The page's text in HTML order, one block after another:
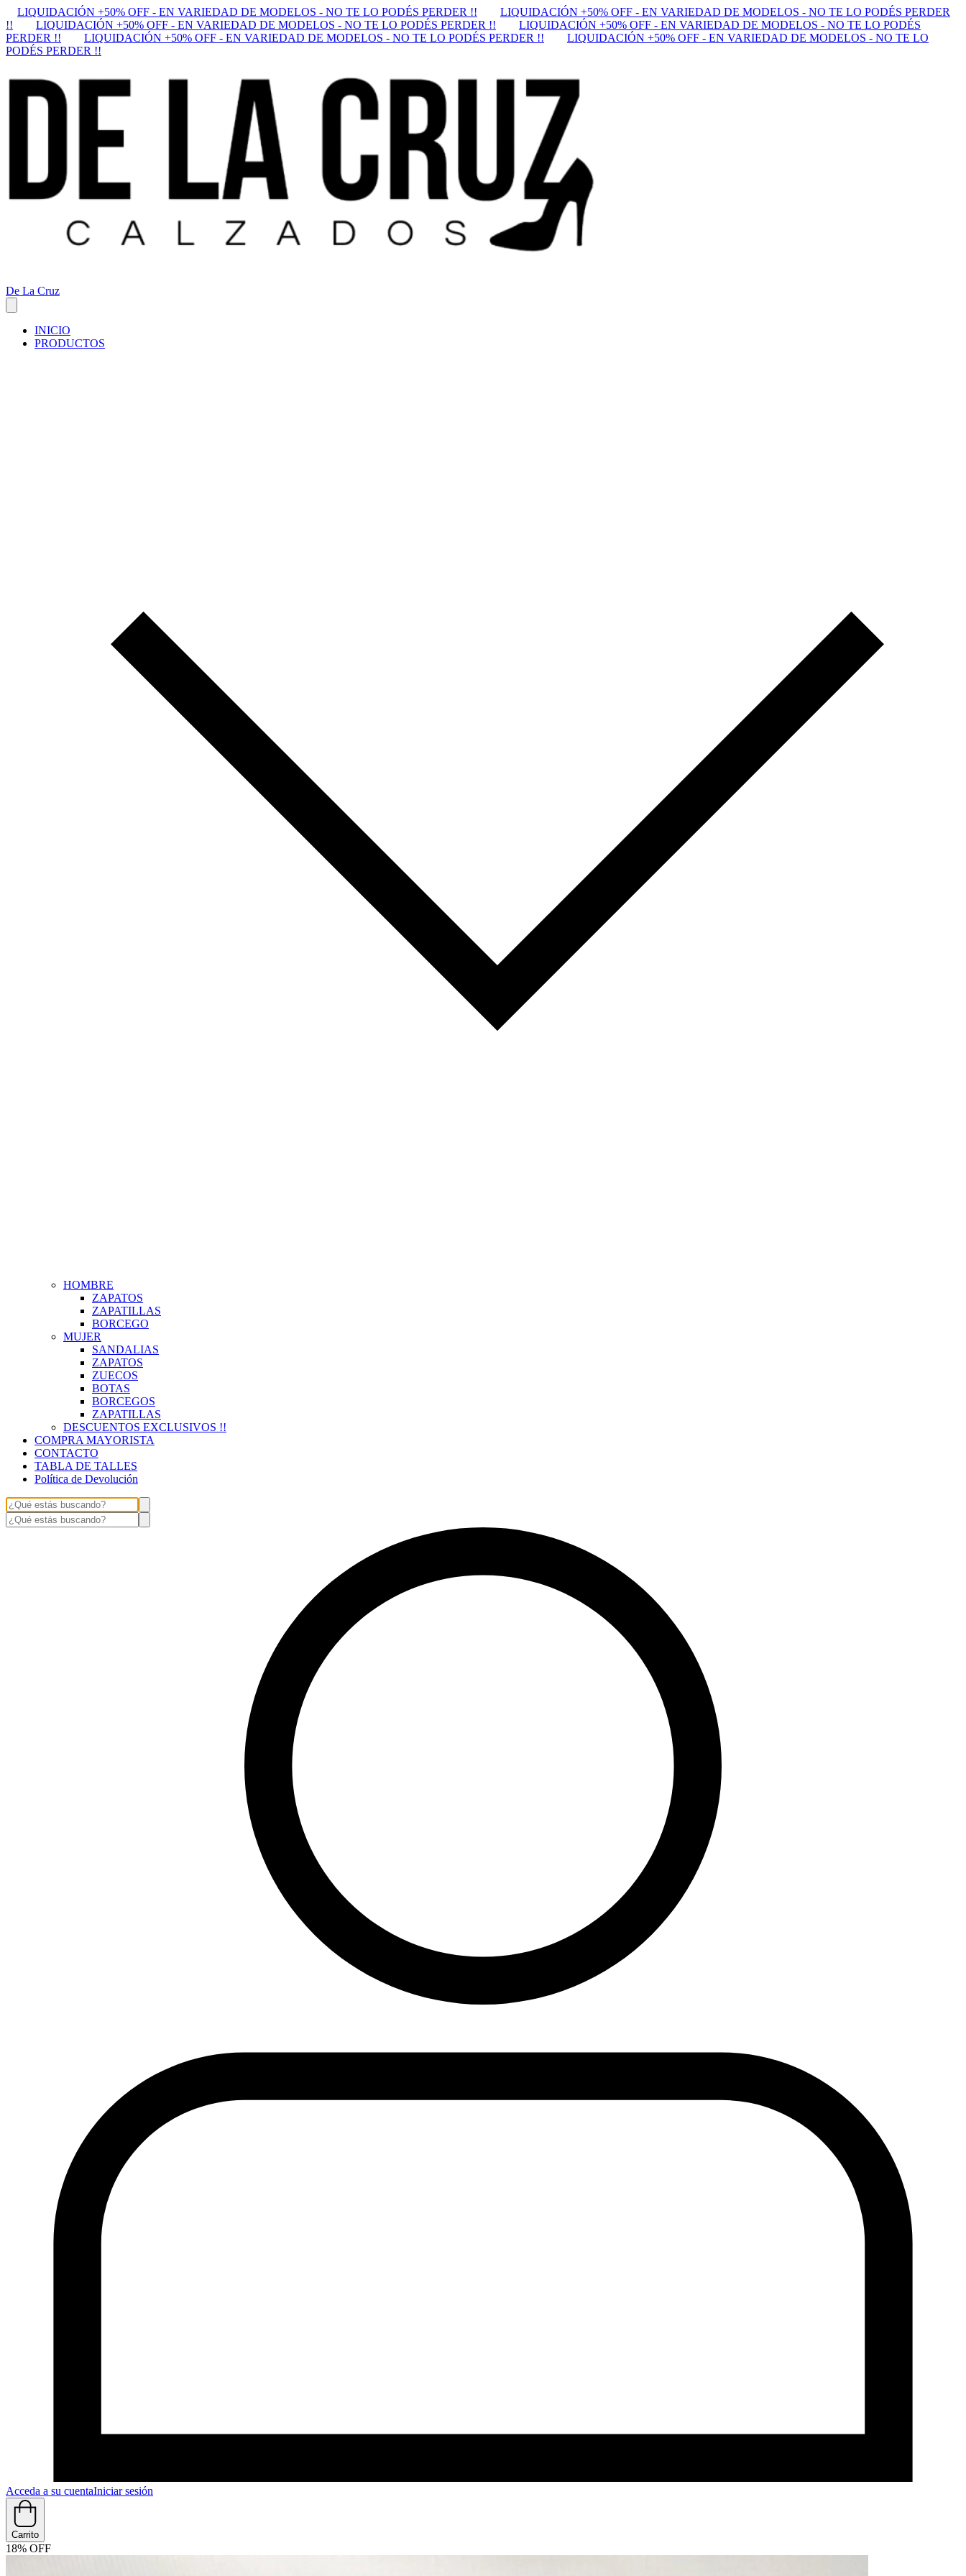
LIQUIDACIÓN +50% OFF - EN VARIEDAD DE MODELOS - NO TE LO PODÉS PERDER !!
LIQUIDACIÓN +50% OFF - EN VARIEDAD DE MODELOS - NO TE LO PODÉS PERDER
!!
LIQUIDACIÓN +50% OFF - EN VARIEDAD DE MODELOS - NO TE LO PODÉS PERDER !!
LIQUIDACIÓN +50% OFF - EN VARIEDAD DE MODELOS - NO TE LO PODÉS
PERDER !!
LIQUIDACIÓN +50% OFF - EN VARIEDAD DE MODELOS - NO TE LO PODÉS PERDER !!
LIQUIDACIÓN +50% OFF - EN VARIEDAD DE MODELOS - NO TE LO
PODÉS PERDER !!
De La Cruz
INICIO
PRODUCTOS
HOMBRE
ZAPATOS
ZAPATILLAS
BORCEGO
MUJER
SANDALIAS
ZAPATOS
ZUECOS
BOTAS
BORCEGOS
ZAPATILLAS
DESCUENTOS EXCLUSIVOS !!
COMPRA MAYORISTA
CONTACTO
TABLA DE TALLES
Política de Devolución
Acceda a su cuentaIniciar sesión
Carrito
18% OFF